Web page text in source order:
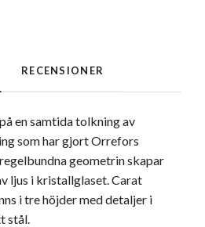
RECENSIONER
en samtida tolkning av
som har gjort Orrefors
geometrin skapar
ljus i kristallglaset. Carat
i tre höjder med detaljer i
stål.